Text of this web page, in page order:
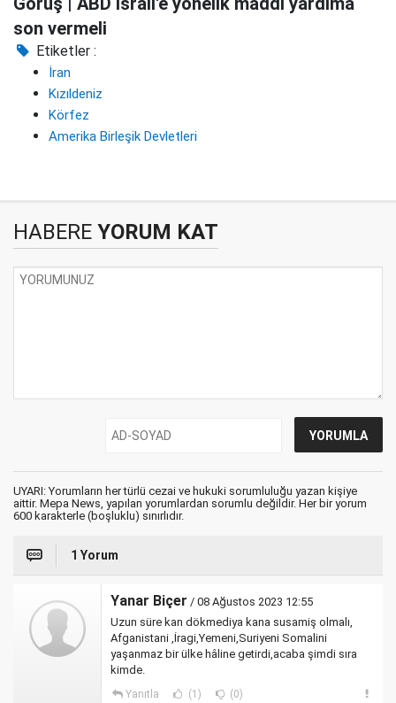
son vermeli
Etiketler :
İran
Kızıldeniz
Körfez
Amerika Birleşik Devletleri
HABERE YORUM KAT
UYARI: Yorumların her türlü cezai ve hukuki sorumluluğu yazan kişiye
aittir. Mepa News, yapılan yorumlardan sorumlu değildir. Her bir yorum
600 karakterle (boşluklu) sınırlıdır.
1 Yorum
Yanar Biçer / 08 Ağustos 2023 12:55
Uzun süre kan dökmediya kana susamiş olmalı,
Afganistani ,İragi,Yemeni,Suriyeni Somalini
yaşanmaz bir ülke hâline getirdi,acaba şimdi sıra
kimde.
Yanıtla (1) (0)